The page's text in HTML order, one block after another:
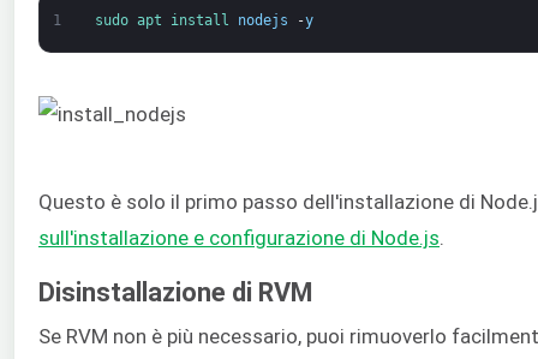
1 sudo apt install nodejs -y
Questo è solo il primo passo dell'installazione di
sull'installazione e configurazione di Node.js
Disinstallazione di RVM
Se RVM non è più necessario, puoi rimuoverlo